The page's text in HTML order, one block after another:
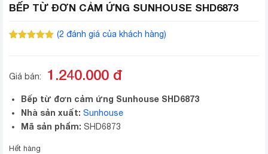
BẾP TỪ ĐƠN CẢM ỨNG SUNHOUSE SHD6873
(2 đánh giá của khách hàng)
Giá bán: 1.240.000 đ
Bếp từ đơn cảm ứng Sunhouse SHD6873
Nhà sản xuất: Sunhouse
Mã sản phẩm: SHD6873
Hết hàng